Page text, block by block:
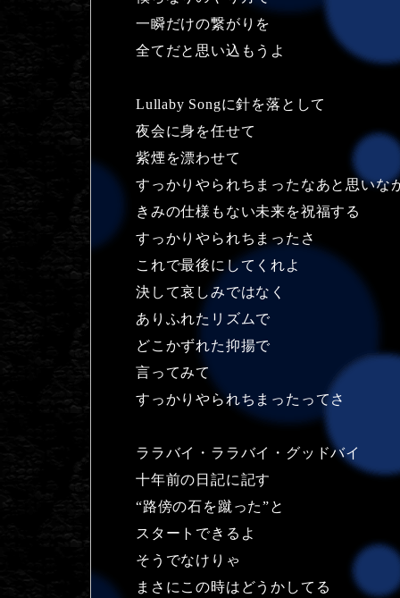
一瞬だけの繋がりを
全てだと思い込もうよ
Lullaby Songに針を落として
夜会に身を任せて
紫煙を漂わせて
すっかりやられちまったなあと思いな
きみの仕様もない未来を祝福する
すっかりやられちまったさ
これで最後にしてくれよ
決して哀しみではなく
ありふれたリズムで
どこかずれた抑揚で
言ってみて
すっかりやられちまったってさ
ララバイ・ララバイ・グッドバイ
十年前の日記に記す
“路傍の石を蹴った”と
スタートできるよ
そうでなけりゃ
まさにこの時はどうかしてる